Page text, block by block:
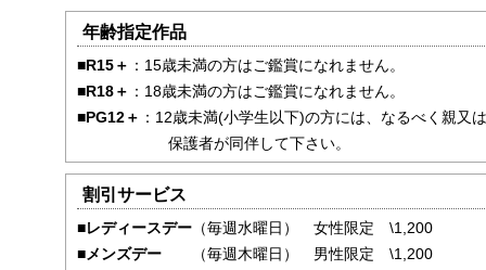
年齢指定作品
■R15＋ ：15歳未満の方はご鑑賞になれません。
■R18＋ ：18歳未満の方はご鑑賞になれません。
■PG12＋ ：12歳未満(小学生以下)の方には、なるべく親又は
保護者が同伴して下さい。
割引サービス
■レディースデー （毎週水曜日） 女性限定 \1,200
■メンズデー
（毎週木曜日） 男性限定 \1,200